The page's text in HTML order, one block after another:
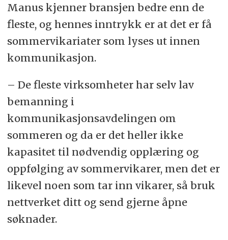
Manus kjenner bransjen bedre enn de
fleste, og hennes inntrykk er at det er få
sommervikariater som lyses ut innen
kommunikasjon.
– De fleste virksomheter har selv lav
bemanning i
kommunikasjonsavdelingen om
sommeren og da er det heller ikke
kapasitet til nødvendig opplæring og
oppfølging av sommervikarer, men det er
likevel noen som tar inn vikarer, så bruk
nettverket ditt og send gjerne åpne
søknader.